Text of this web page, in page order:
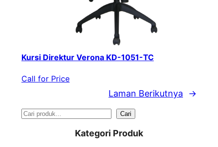
Kursi Direktur Verona KD-1051-TC
Call for Price
Laman Berikutnya →
S
Cari
Kategori Produk